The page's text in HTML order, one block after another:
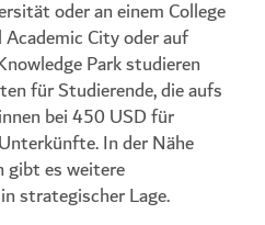
oder an einem College
City oder auf
Park studieren
für Studierende, die aufs
bei 450 USD für
In der Nähe
gibt es weitere
strategischer Lage.